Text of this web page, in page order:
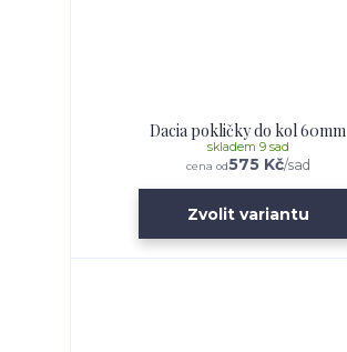
Dacia pokličky do kol 60mm
cena od575 Kč/sad
skladem 9 sad
Zvolit variantu